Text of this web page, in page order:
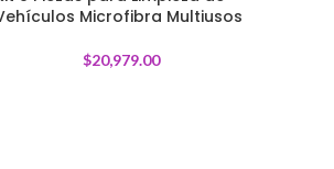
Microfibra Multiusos
$20,979.00